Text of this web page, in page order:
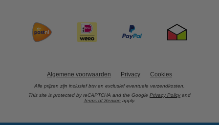
Algemene voorwaarden Privacy Cookies
Alle prijzen zijn inclusief btw en exclusief eventuele verzendkosten.
This site is protected by reCAPTCHA and the Google Privacy Policy and
Terms of Service apply.